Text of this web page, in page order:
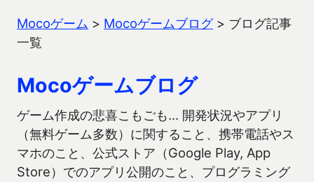
Mocoゲーム > Mocoゲームブログ> ブログ記事
一覧
Mocoゲームブログ
ゲーム作成の悲喜こもごも… 開発状況やアプリ
（無料ゲーム多数）に関すること、携帯電話やス
マホのこと、公式ストア（Google Play, App
Store）でのアプリ公開のこと、プログラミング